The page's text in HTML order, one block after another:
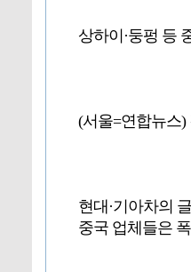
상하이·둥펑 등
(서울=연합뉴스)
현대·기아차의
중국 업체들은